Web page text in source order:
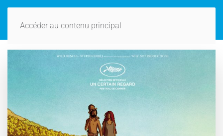
Accéder au contenu principal